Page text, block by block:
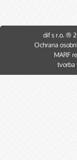
dif s r.o. ®
Ochrana
MARF